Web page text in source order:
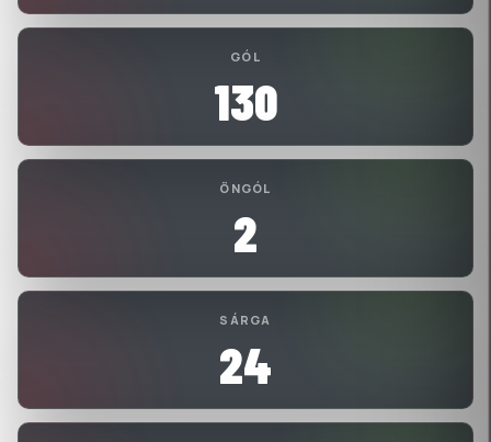
GÓL
130
ÖNGÓL
2
SÁRGA
24